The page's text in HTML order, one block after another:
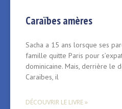
Caraïbes amères
Sacha a 15 ans lorsque ses
famille quitte Paris pour
dominicaine. Mais, derrière le
Caraïbes, il
DÉCOUVRIR LE LIVRE »